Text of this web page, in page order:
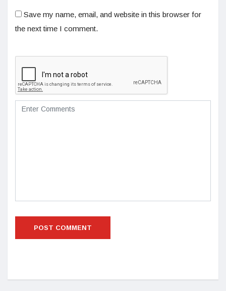
Save my name, email, and website in this browser for
the next time I comment.